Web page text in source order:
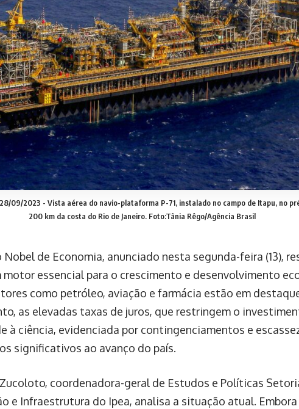
28/09/2023 - Vista aérea do navio-plataforma P-71, instalado no campo de Itapu, no
200 km da costa do Rio de Janeiro. Foto:Tânia Rêgo/Agência Brasil
Nobel de Economia, anunciado nesta segunda-feira (13),
motor essencial para o crescimento e desenvolvimento
como petróleo, aviação e farmácia estão em
as elevadas taxas de juros, que restringem o
à ciência, evidenciada por contingenciamentos e
significativos ao avanço do país.
coordenadora-geral de Estudos e Políticas
e Infraestrutura do Ipea, analisa a situação atual.